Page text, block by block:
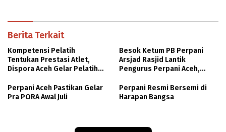
Berita Terkait
Kompetensi Pelatih
Tentukan Prestasi Atlet,
Dispora Aceh Gelar Pelatihan
Besok Ketum PB Perpani
Arsjad Rasjid Lantik
Pengurus Perpani Aceh,
PORA
Perpani Aceh Pastikan Gelar
Pra PORA Awal Juli
Perpani Resmi Bersemi di
Harapan Bangsa